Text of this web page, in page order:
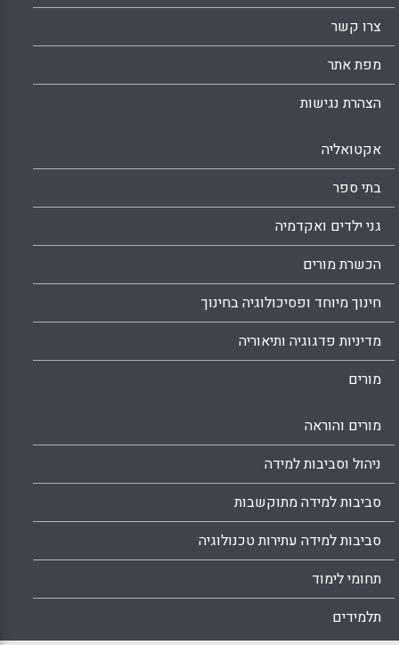
צרו קשר
מפת אתר
הצהרת נגישות
אקטואליה
בתי ספר
גני ילדים ואקדמיה
הכשרת מורים
חינוך מיוחד ופסיכולוגיה בחינוך
מדיניות פדגוגיה ותיאוריה
מורים
מורים והוראה
ניהול וסביבות למידה
סביבות למידה מתוקשבות
סביבות למידה עתירות טכנולוגיה
תחומי לימוד
תלמידים